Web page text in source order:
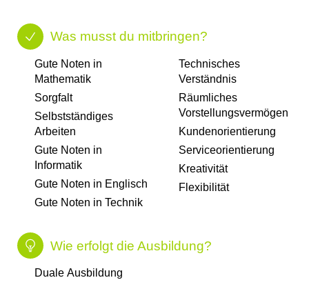
Was musst du mitbringen?
Gute Noten in
Mathematik​
Sorgfalt​
Selbstständiges
Arbeiten​
Gute Noten in
Informatik​
Gute Noten in Englisch​
Gute Noten in Technik​
Technisches
Verständnis​
Räumliches
Vorstellungsvermögen​
Kundenorientierung​
Serviceorientierung​
Kreativität
Flexibilität
Wie erfolgt die Ausbildung?
Duale Ausbildung